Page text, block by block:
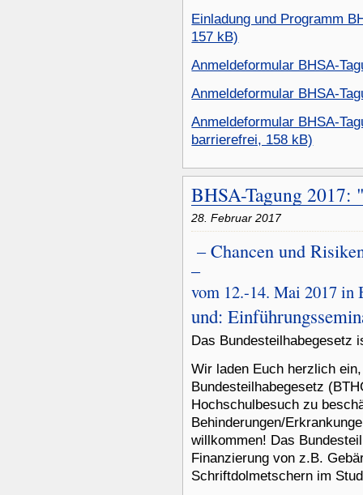
Einladung und Programm
157 kB)
Anmeldeformular BHSA-
Anmeldeformular BHSA-
Anmeldeformular BHSA-
barrierefrei, 158 kB)
BHSA-Tagung 2017:
28. Februar 2017
– Chancen und
–
vom 12.-14. Mai 2017 in
und:
Das Bundesteilhabegesetz
Wir laden Euch herzlich
Bundesteilhabegesetz
Hochschulbesuch zu
Behinderungen/
willkommen! Das
Finanzierung von z.B.
Schriftdolmetschern im